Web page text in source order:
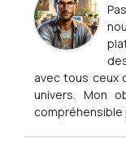
avec tous ceux
univers. Mon
compréhensible